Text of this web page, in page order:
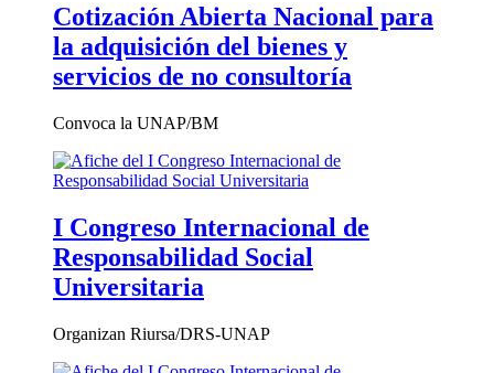
Cotización Abierta Nacional para
la adquisición del bienes y
servicios de no consultoría
Convoca la UNAP/BM
I Congreso Internacional de
Responsabilidad Social
Universitaria
Organizan Riursa/DRS-UNAP